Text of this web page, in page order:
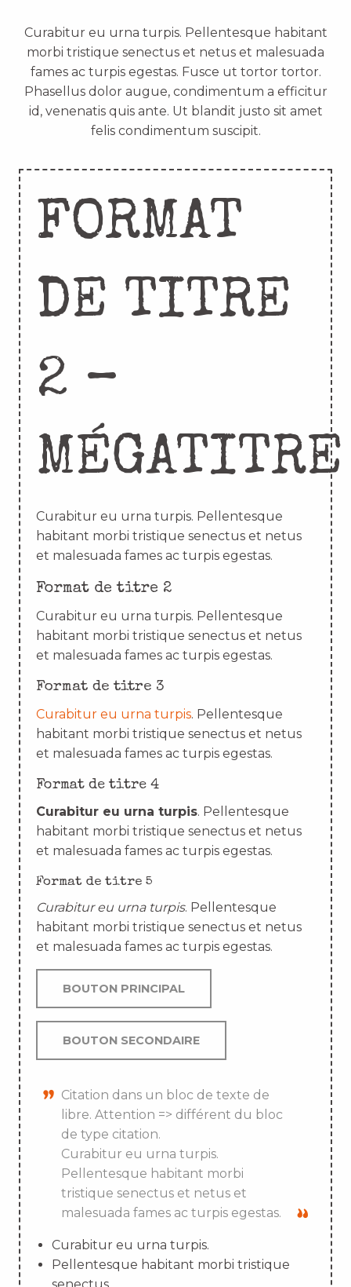
Curabitur eu urna turpis. Pellentesque habitant
morbi tristique senectus et netus et malesuada
fames ac turpis egestas. Fusce ut tortor tortor.
Phasellus dolor augue, condimentum a efficitur
id, venenatis quis ante. Ut blandit justo sit amet
felis condimentum suscipit.
FORMAT
DE TITRE
2 –
MÉGATITRE
Curabitur eu urna turpis. Pellentesque
habitant morbi tristique senectus et netus
et malesuada fames ac turpis egestas.
Format de titre 2
Curabitur eu urna turpis. Pellentesque
habitant morbi tristique senectus et netus
et malesuada fames ac turpis egestas.
Format de titre 3
Curabitur eu urna turpis. Pellentesque
habitant morbi tristique senectus et netus
et malesuada fames ac turpis egestas.
Format de titre 4
Curabitur eu urna turpis. Pellentesque
habitant morbi tristique senectus et netus
et malesuada fames ac turpis egestas.
Format de titre 5
Curabitur eu urna turpis. Pellentesque
habitant morbi tristique senectus et netus
et malesuada fames ac turpis egestas.
BOUTON PRINCIPAL
BOUTON SECONDAIRE
Citation dans un bloc de texte de
libre. Attention => différent du bloc
de type citation.
Curabitur eu urna turpis.
Pellentesque habitant morbi
tristique senectus et netus et
malesuada fames ac turpis egestas.
Curabitur eu urna turpis.
Pellentesque habitant morbi tristique